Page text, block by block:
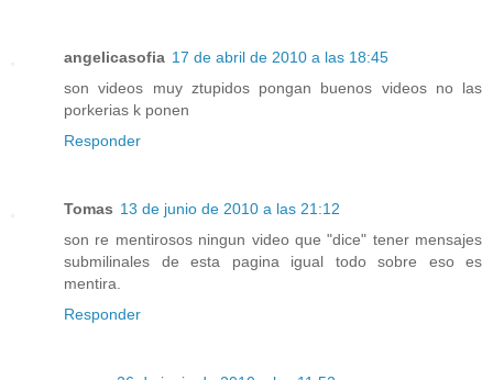
angelicasofia 17 de abril de 2010 a las 18:45
son videos muy ztupidos pongan buenos videos no las
porkerias k ponen
Responder
Tomas 13 de junio de 2010 a las 21:12
son re mentirosos ningun video que "dice" tener mensajes
submilinales de esta pagina igual todo sobre eso es
mentira.
Responder